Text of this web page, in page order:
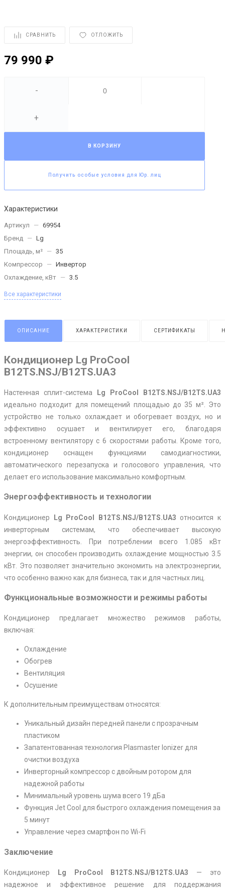
СРАВНИТЬ ОТЛОЖИТЬ
79 990 ₽
-
+
В КОРЗИНУ
Получить особые условия для Юр. лиц
Характеристики
Артикул — 69954
Бренд
— Lg
Площадь, м² — 35
Компрессор
— Инвертор
Охлаждение, кВт — 3.5
Все характеристики
ОПИСАНИЕ ХАРАКТЕРИСТИКИ СЕРТИФИКАТЫ
Кондиционер Lg ProCool
B12TS.NSJ/B12TS.UA3
Настенная сплит-система
Lg ProCool B12TS.NSJ/B12TS.UA3
идеально подходит для помещений площадью до 35 м². Это
устройство не только охлаждает и обогревает воздух, но и
эффективно осушает и вентилирует его, благодаря
встроенному вентилятору с 6 скоростями работы. Кроме того,
кондиционер оснащен функциями самодиагностики,
автоматического перезапуска и голосового управления, что
делает его использование максимально комфортным.
Энергоэффективность и технологии
Кондиционер Lg ProCool B12TS.NSJ/B12TS.UA3 относится к
инверторным системам, что обеспечивает высокую
энергоэффективность. При потреблении всего 1.085 кВт
энергии, он способен производить охлаждение мощностью 3.5
кВт. Это позволяет значительно экономить на электроэнергии,
что особенно важно как для бизнеса, так и для частных лиц.
Функциональные возможности и режимы работы
Кондиционер предлагает множество режимов работы,
включая:
Охлаждение
Обогрев
Вентиляция
Осушение
К дополнительным преимуществам относятся:
Уникальный дизайн передней панели с прозрачным
пластиком
Запатентованная технология Plasmaster Ionizer для
очистки воздуха
Инверторный компрессор с двойным ротором для
надежной работы
Минимальный уровень шума всего 19 дБа
Функция Jet Cool для быстрого охлаждения помещения за
5 минут
Управление через смартфон по Wi-Fi
Заключение
Кондиционер Lg ProCool B12TS.NSJ/B12TS.UA3 — это
надежное и эффективное решение для поддержания